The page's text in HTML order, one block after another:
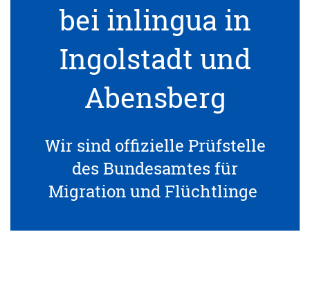
bei inlingua in
Ingolstadt und
Abensberg
Wir sind offizielle Prüfstelle
des Bundesamtes für
Migration und Flüchtlinge